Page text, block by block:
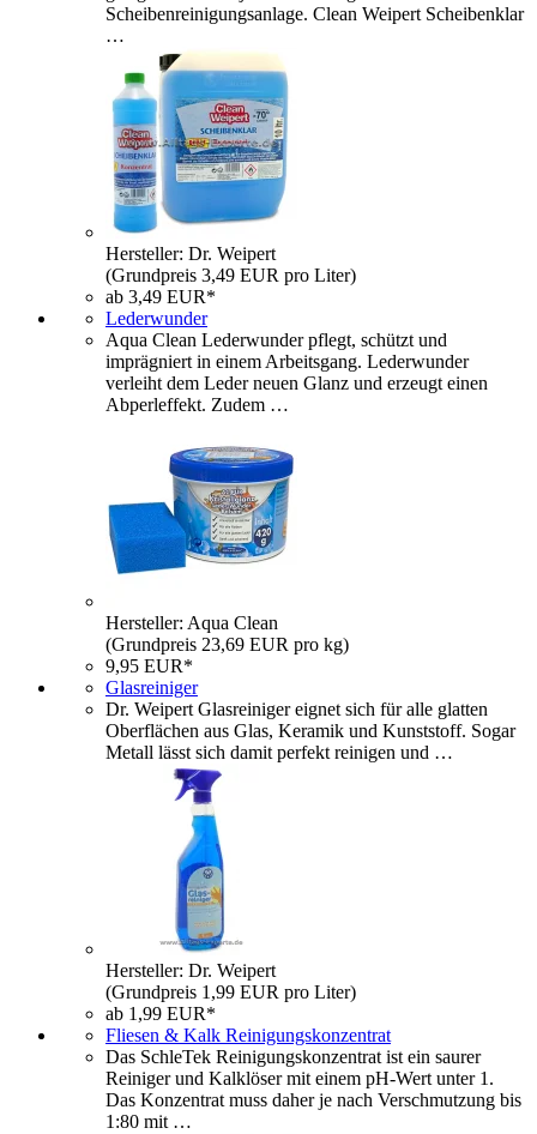
Scheibenreinigungsanlage. Clean Weipert Scheibenklar
…
Hersteller: Dr. Weipert
(Grundpreis 3,49 EUR pro Liter)
ab 3,49 EUR*
Lederwunder
Aqua Clean Lederwunder pflegt, schützt und
imprägniert in einem Arbeitsgang. Lederwunder
verleiht dem Leder neuen Glanz und erzeugt einen
Abperleffekt. Zudem …
Hersteller: Aqua Clean
(Grundpreis 23,69 EUR pro kg)
9,95 EUR*
Glasreiniger
Dr. Weipert Glasreiniger eignet sich für alle glatten
Oberflächen aus Glas, Keramik und Kunststoff. Sogar
Metall lässt sich damit perfekt reinigen und …
Hersteller: Dr. Weipert
(Grundpreis 1,99 EUR pro Liter)
ab 1,99 EUR*
Fliesen & Kalk Reinigungskonzentrat
Das SchleTek Reinigungskonzentrat ist ein saurer
Reiniger und Kalklöser mit einem pH-Wert unter 1.
Das Konzentrat muss daher je nach Verschmutzung bis
1:80 mit …